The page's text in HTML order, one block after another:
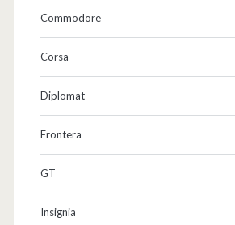
Commodore
Corsa
Diplomat
Frontera
GT
Insignia